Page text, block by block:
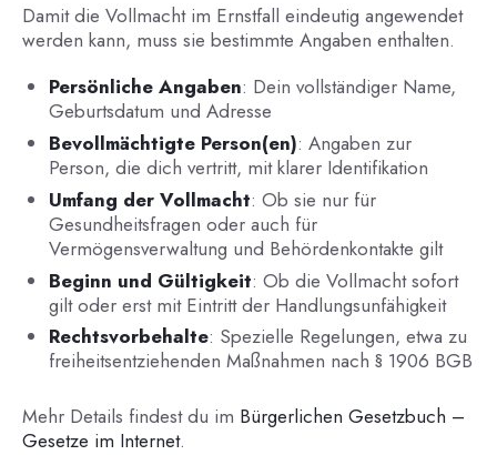
Damit die Vollmacht im Ernstfall eindeutig angewendet
werden kann, muss sie bestimmte Angaben enthalten.
Persönliche Angaben: Dein vollständiger Name,
Geburtsdatum und Adresse
Bevollmächtigte Person(en): Angaben zur
Person, die dich vertritt, mit klarer Identifikation
Umfang der Vollmacht: Ob sie nur für
Gesundheitsfragen oder auch für
Vermögensverwaltung und Behördenkontakte gilt
Beginn und Gültigkeit: Ob die Vollmacht sofort
gilt oder erst mit Eintritt der Handlungsunfähigkeit
Rechtsvorbehalte: Spezielle Regelungen, etwa zu
freiheitsentziehenden Maßnahmen nach § 1906 BGB
Mehr Details findest du im Bürgerlichen Gesetzbuch –
Gesetze im Internet.